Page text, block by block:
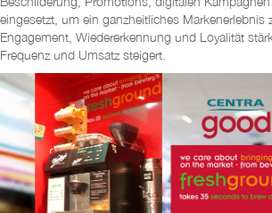
eingesetzt, um ein ganzheitliches Markenerlebnis
Engagement, Wiedererkennung und Loyalität
Frequenz und Umsatz steigert.